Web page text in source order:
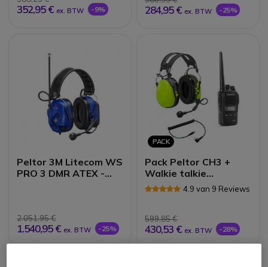
352,95 € ex. BTW -9% 284,95 € ex. BTW -25%
Peltor 3M Litecom WS
PRO 3 DMR ATEX -
2.051,95 €
1.540,95 € ex. BTW -25%
PACK
Pack Peltor CH3 +
Walkie talkie
Dynascan R584.9 van 9 Reviews
599,85 €
430,53 € ex. BTW -28%